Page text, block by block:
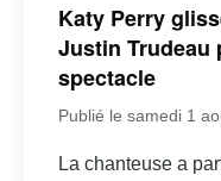
Katy Perry
Justin Trudeau
spectacle
Publié le samedi 1
La chanteuse a